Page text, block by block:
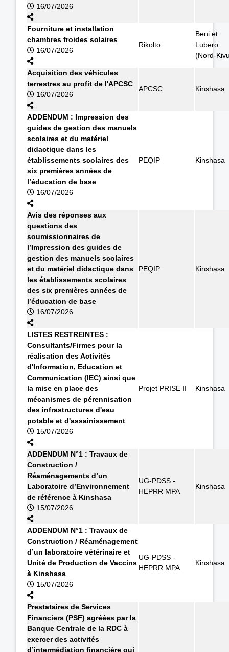
16/07/2026
Fourniture et installation
chambres froides solaires
16/07/2026
Rikolto
Beni et
Lubero
(Nord-
Acquisition des véhicules
terrestres au profit de l'APCSC
16/07/2026
APCSC Kinshasa
ADDENDUM : Impression des
guides de gestion des manuels
scolaires et du matériel
didactique dans les
établissements scolaires des
six premières années de
l’éducation de base
16/07/2026
PEQIP Kinshasa
Avis des réponses aux
questions des
soumissionnaires de
l’Impression des guides de
gestion des manuels scolaires
et du matériel didactique dans
les établissements scolaires
des six premières années de
l’éducation de base
16/07/2026
PEQIP Kinshasa
LISTES RESTREINTES :
Consultants/Firmes pour la
réalisation des Activités
d'Information, Education et
Communication (IEC) ainsi que
la mise en place des
mécanismes de pérennisation
des infrastructures d'eau
potable et d'assainissement
15/07/2026
Projet PRISE II Kinshasa
ADDENDUM N°1 : Travaux de
Construction /
Réaménagements d’un
Laboratoire d’Environnement
de référence à Kinshasa
15/07/2026
UG-PDSS -
HEPRR MPA
Kinshasa
ADDENDUM N°1 : Travaux de
Construction / Réaménagement
d’un laboratoire vétérinaire et
Unité de Production de Vaccins
à Kinshasa
15/07/2026
UG-PDSS -
HEPRR MPA
Kinshasa
Prestataires de Services
Financiers (PSF) agréées par la
Banque Centrale de la RDC à
exercer des activités
d’intermédiation financière qui